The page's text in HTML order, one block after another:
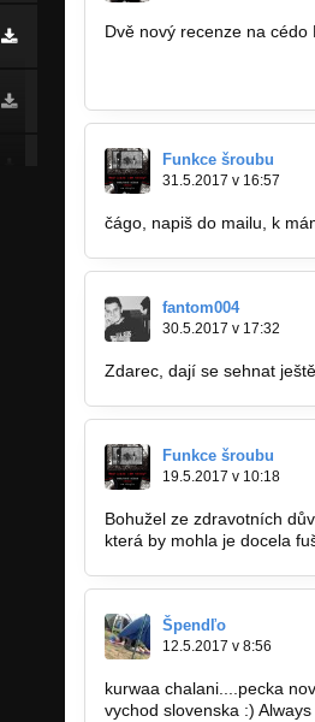
Dvě nový recenze na cédo
Funkce šroubu
31.5.2017 v 16:57
čágo, napiš do mailu, k
fantom004
30.5.2017 v 17:32
Zdarec, dají se sehnat
Funkce šroubu
19.5.2017 v 10:18
Bohužel ze zdravotních
která by mohla je docela
Špendľo
12.5.2017 v 8:56
kurwaa chalani....pecka
vychod slovenska :)